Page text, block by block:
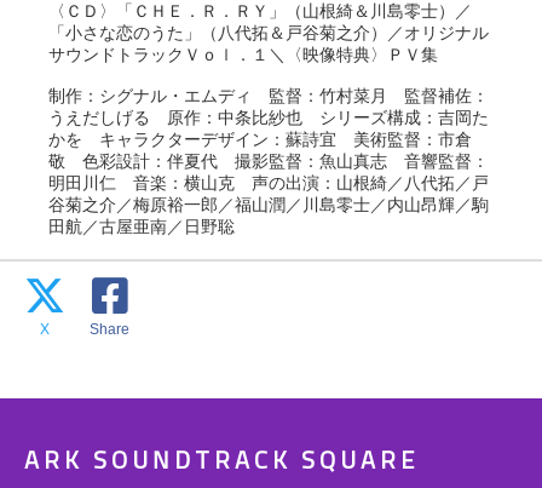
〈ＣＤ〉「ＣＨＥ．Ｒ．ＲＹ」（山根綺＆川島零士）／
「小さな恋のうた」（八代拓＆戸谷菊之介）／オリジナル
サウンドトラックＶｏｌ．１＼〈映像特典〉ＰＶ集
制作：シグナル・エムディ 監督：竹村菜月 監督補佐：
うえだしげる 原作：中条比紗也 シリーズ構成：吉岡た
かを キャラクターデザイン：蘇詩宜 美術監督：市倉
敬 色彩設計：伴夏代 撮影監督：魚山真志 音響監督：
明田川仁 音楽：横山克 声の出演：山根綺／八代拓／戸
谷菊之介／梅原裕一郎／福山潤／川島零士／内山昂輝／駒
田航／古屋亜南／日野聡
X Share
ARK SOUNDTRACK SQUARE